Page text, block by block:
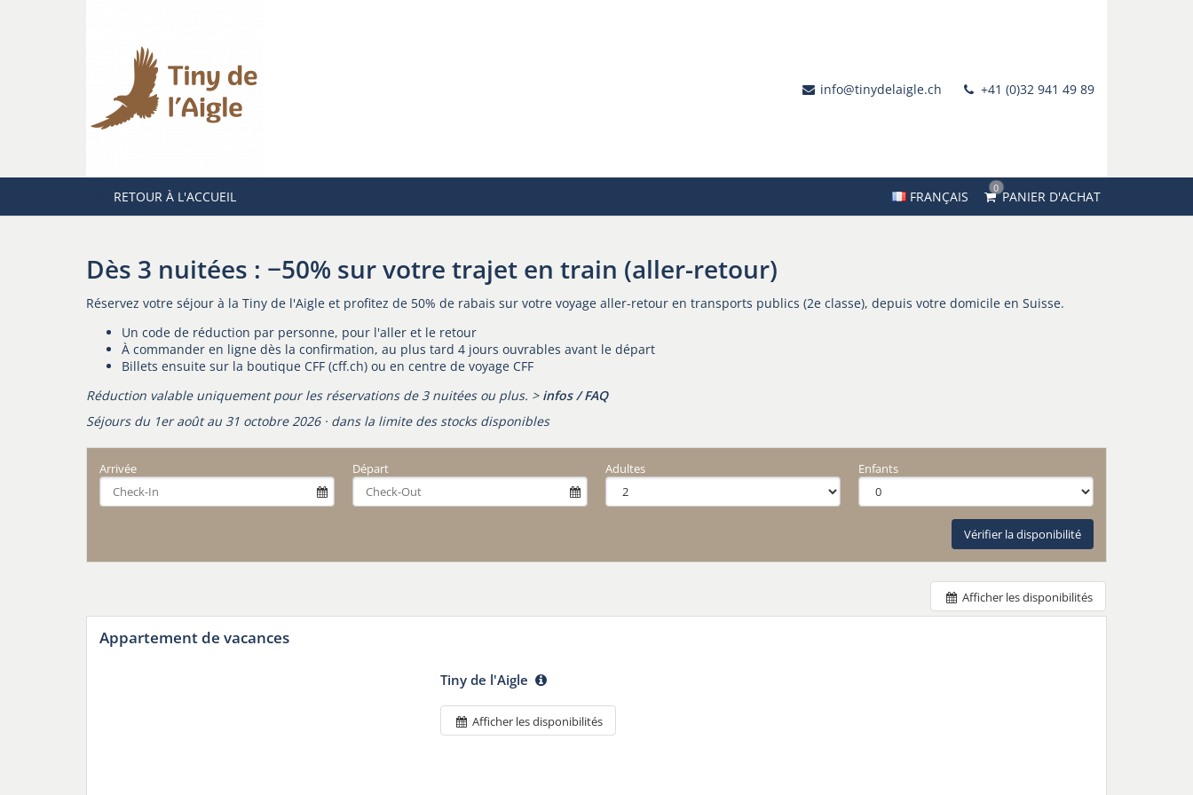
info@tinydelaigle.ch +41 (0)32 941 49 89
FRANÇAIS
0
PANIER D'ACHAT
RETOUR À L'ACCUEIL
Dès 3 nuitées : −50% sur votre trajet en train (aller-retour)
Réservez votre séjour à la Tiny de l'Aigle et profitez de 50% de rabais sur votre voyage aller-retour en transports publics (2e classe), depuis votre domicile en Suisse.
Un code de réduction par personne, pour l'aller et le retour
À commander en ligne dès la confirmation, au plus tard 4 jours ouvrables avant le départ
Billets ensuite sur la boutique CFF (cff.ch) ou en centre de voyage CFF
Réduction valable uniquement pour les réservations de 3 nuitées ou plus. > infos / FAQ
Séjours du 1er août au 31 octobre 2026 · dans la limite des stocks disponibles
Arrivée Départ Adultes Enfants
Vérifier la disponibilité
Afficher les disponibilités
Appartement de vacances
Tiny de l'Aigle
Afficher les disponibilités